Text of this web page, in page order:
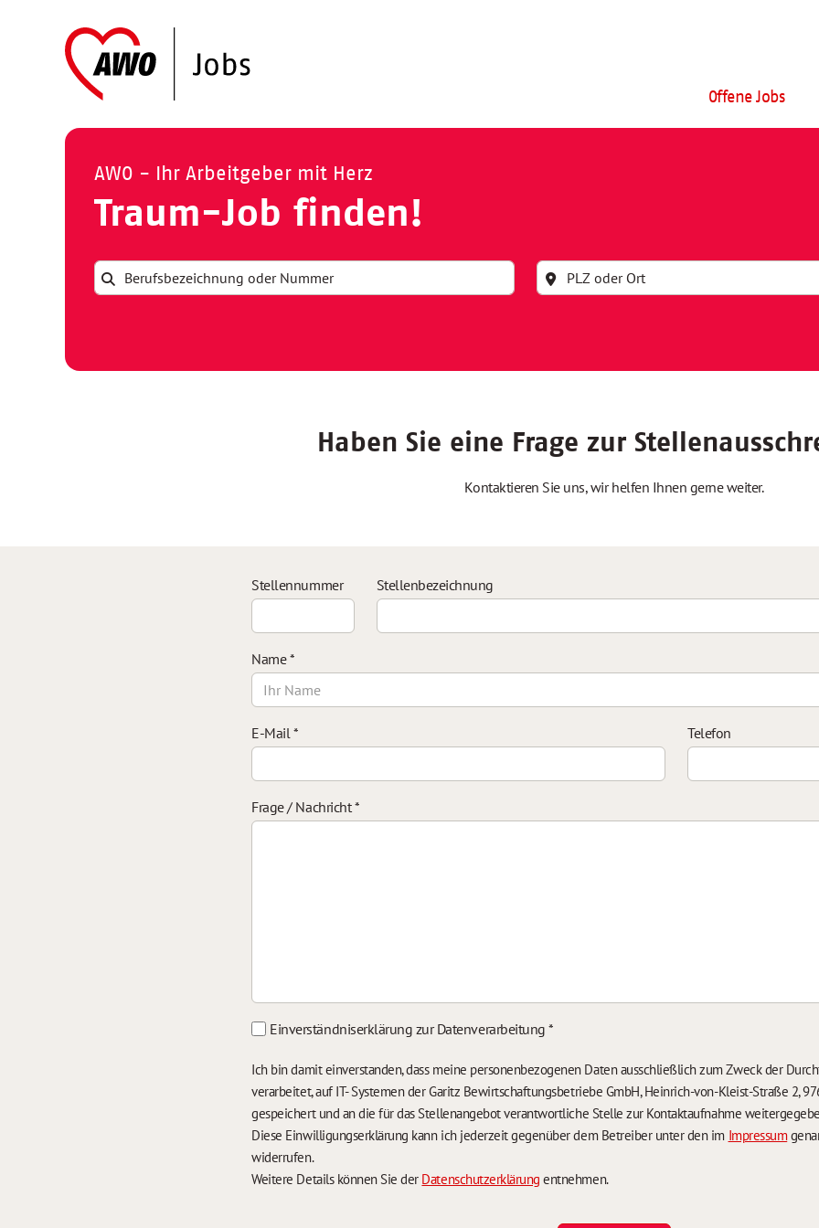
Offene Jobs
AWO - Ihr Arbeitgeber mit Herz
Traum-Job finden!
Haben Sie eine Frage zur
Kontaktieren Sie uns, wir helfen Ihnen gerne weiter.
Stellennummer Stellenbezeichnung
Name*
E-Mail* Telefon
Frage / Nachricht*
Einverständniserklärung zur Datenverarbeitung*
Ich bin damit einverstanden, dass meine personenbezogenen Daten ausschließlich zum Zweck der
verarbeitet, auf IT- Systemen der Garitz Bewirtschaftungsbetriebe GmbH, Heinrich-von-Kleist-Straße 2,
gespeichert und an die für das Stellenangebot verantwortliche Stelle zur Kontaktaufnahme
Diese Einwilligungserklärung kann ich jederzeit gegenüber dem Betreiber unter den im Impressum
widerrufen.
Weitere Details können Sie der Datenschutzerklärung entnehmen.